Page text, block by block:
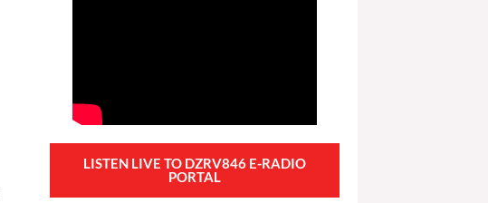
LISTEN LIVE TO DZRV846 E-RADIO
PORTAL